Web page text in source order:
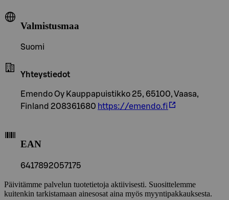
Valmistusmaa
Suomi
Yhteystiedot
Emendo Oy Kauppapuistikko 25, 65100, Vaasa,
Finland 208361680 https://emendo.fi
EAN
6417892057175
Päivitämme palvelun tuotetietoja aktiivisesti. Suosittelemme
kuitenkin tarkistamaan ainesosat aina myös myyntipakkauksesta.